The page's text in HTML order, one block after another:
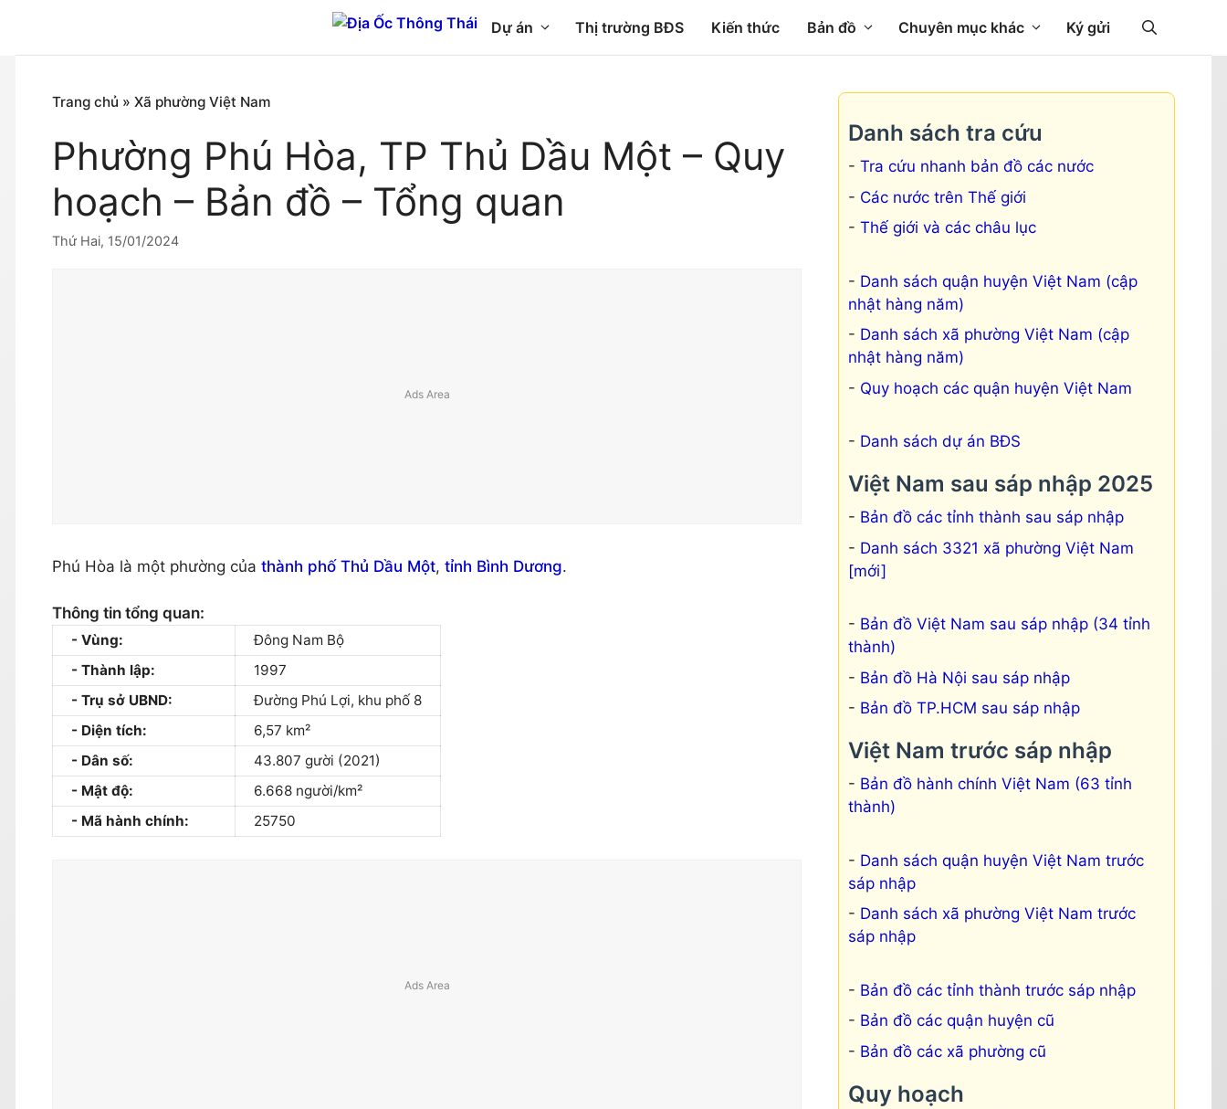
nội
Dự án Thị trường BĐS Kiến thức Bản đồ Chuyên mục khác Ký gửi
Trang chủ » Xã phường Việt Nam
Phường Phú Hòa, TP Thủ Dầu Một – Quy
hoạch – Bản đồ – Tổng quan
Thứ Hai, 15/01/2024
Phú Hòa là một phường của thành phố Thủ Dầu Một, tỉnh Bình Dương.
Thông tin tổng quan:
Vùng:
Đông Nam Bộ
Thành lập:
1997
Trụ sở UBND:
Đường Phú Lợi, khu phố 8
Diện tích:
6,57 km²
Dân số:
43.807 gười (2021)
Mật độ:
6.668 người/km²
Mã hành chính:
25750
Danh sách tra cứu
Tra cứu nhanh bản đồ các nước
Các nước trên Thế giới
Thế giới và các châu lục
Danh sách quận huyện Việt Nam (cập
nhật hàng năm)
Danh sách xã phường Việt Nam (cập
nhật hàng năm)
Quy hoạch các quận huyện Việt Nam
Danh sách dự án BĐS
Việt Nam sau sáp nhập 2025
Bản đồ các tỉnh thành sau sáp nhập
Danh sách 3321 xã phường Việt Nam
[mới]
Bản đồ Việt Nam sau sáp nhập (34 tỉnh
thành)
Bản đồ Hà Nội sau sáp nhập
Bản đồ TP.HCM sau sáp nhập
Việt Nam trước sáp nhập
Bản đồ hành chính Việt Nam (63 tỉnh
thành)
Danh sách quận huyện Việt Nam trước
sáp nhập
Danh sách xã phường Việt Nam trước
sáp nhập
Bản đồ các tỉnh thành trước sáp nhập
Bản đồ các quận huyện cũ
Bản đồ các xã phường cũ
Quy hoạch